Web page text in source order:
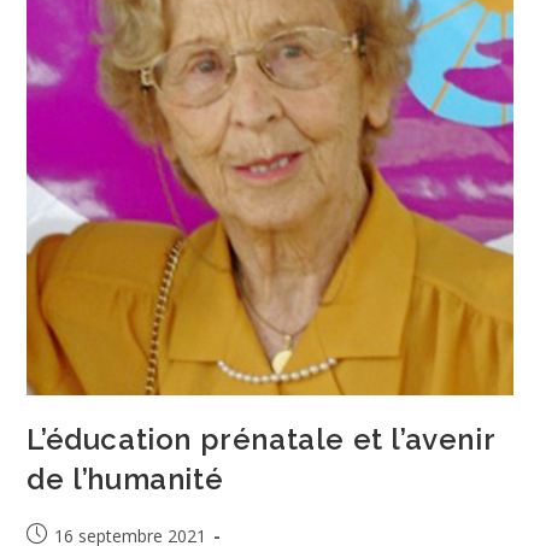
L’éducation prénatale et l’avenir
de l’humanité
Publication
16 septembre 2021